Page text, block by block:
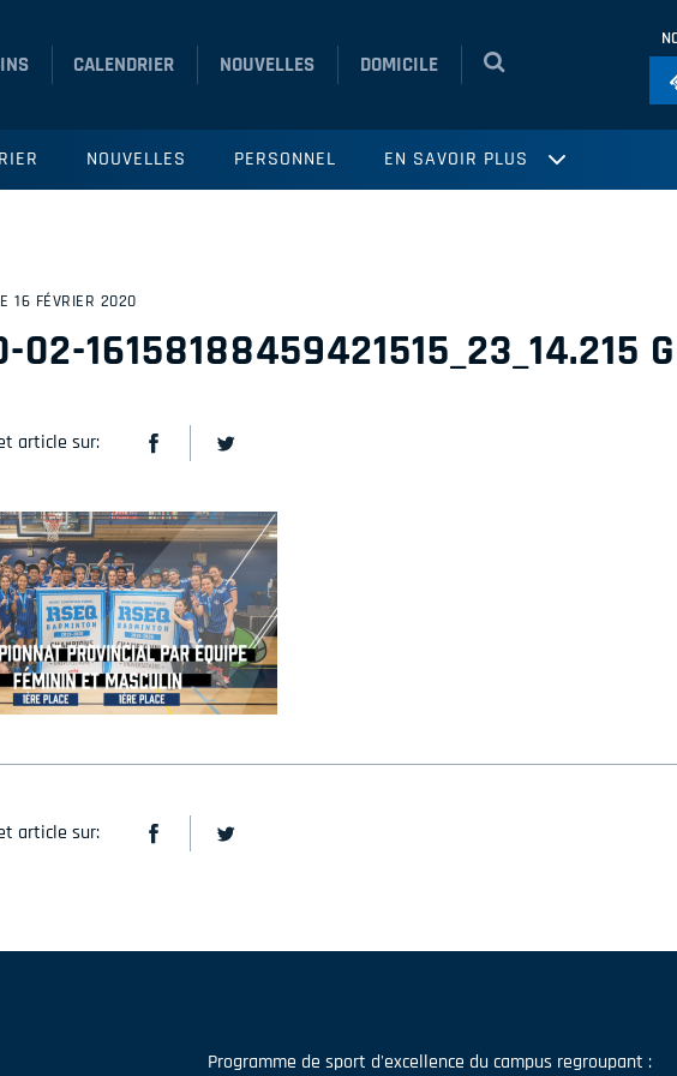
CALENDRIER NOUVELLES DOMICILE
NOUVELLES PERSONNEL EN SAVOIR PLUS
16 FÉVRIER 2020
02-16158188459421515_23_14.215
article sur:
article sur:
Programme de sport d'excellence du campus regroupant :